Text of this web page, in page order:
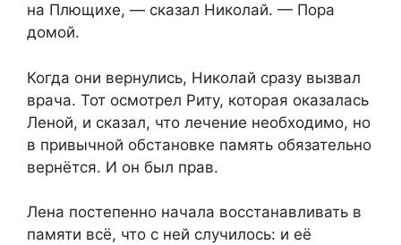
на Плющихе, — сказал Николай. — Пора
домой.
Когда они вернулись, Николай сразу вызвал
врача. Тот осмотрел Риту, которая оказалась
Леной, и сказал, что лечение необходимо, но
в привычной обстановке память обязательно
вернётся. И он был прав.
Лена постепенно начала восстанавливать в
памяти всё, что с ней случилось: и её